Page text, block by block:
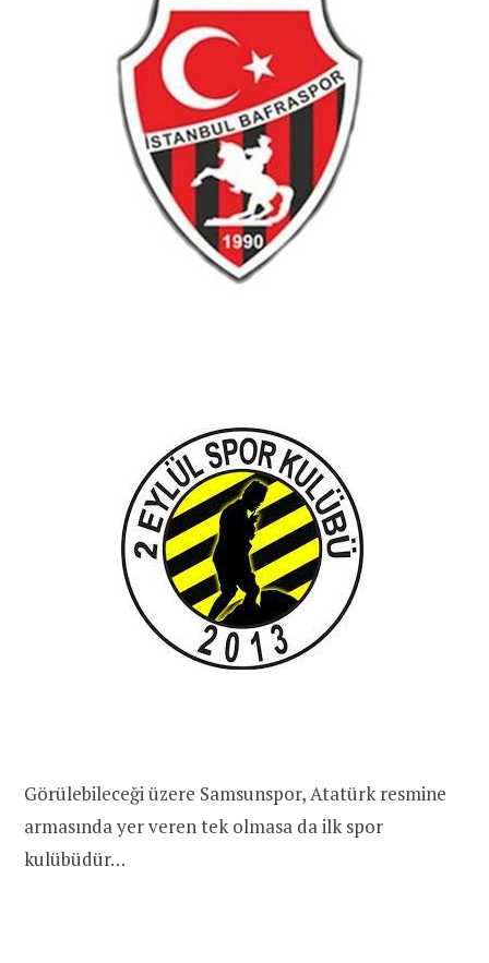
Görülebileceği üzere Samsunspor, Atatürk resmine
armasında yer veren tek olmasa da ilk spor
kulübüdür…